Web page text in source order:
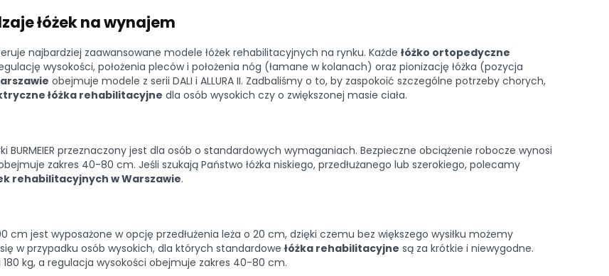
łóżek na wynajem
najbardziej zaawansowane modele łóżek rehabilitacyjnych na rynku. Każde łóżko ortopedyczne
wysokości, położenia pleców i położenia nóg (łamane w kolanach) oraz pionizację łóżka (pozycja
obejmuje modele z serii DALI i ALLURA II. Zadbaliśmy o to, by zaspokoić szczególne potrzeby chorych,
łóżka rehabilitacyjne dla osób wysokich czy o zwiększonej masie ciała.
przeznaczony jest dla osób o standardowych wymaganiach. Bezpieczne obciążenie robocze wynosi
zakres 40-80 cm. Jeśli szukają Państwo łóżka niskiego, przedłużanego lub szerokiego, polecamy
rehabilitacyjnych w Warszawie.
jest wyposażone w opcję przedłużenia leża o 20 cm, dzięki czemu bez większego wysiłku możemy
w przypadku osób wysokich, dla których standardowe łóżka rehabilitacyjne są za krótkie i niewygodne.
kg, a regulacja wysokości obejmuje zakres 40-80 cm.